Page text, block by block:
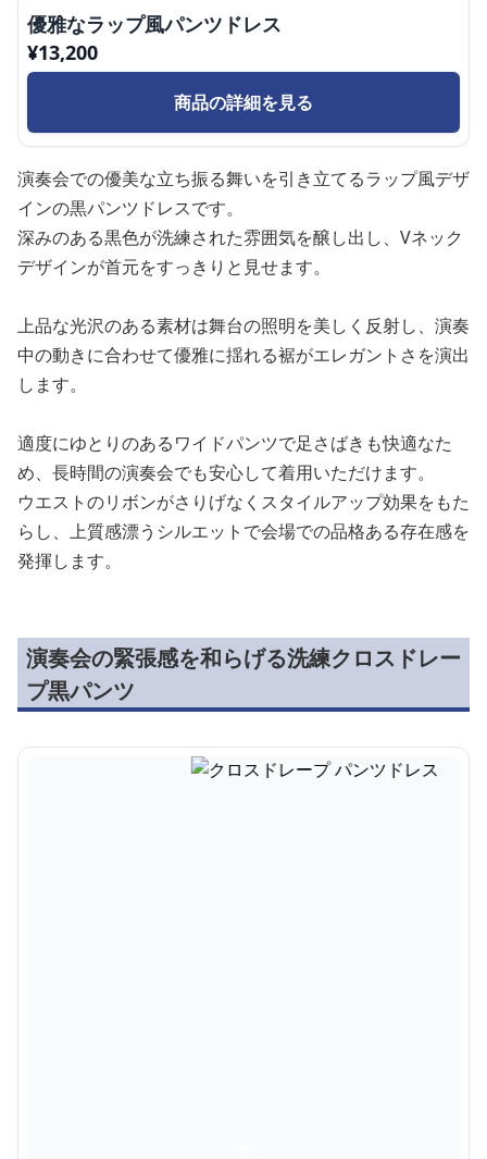
優雅なラップ風パンツドレス
¥13,200
商品の詳細を見る
演奏会での優美な立ち振る舞いを引き立てるラップ風デザ
インの黒パンツドレスです。
深みのある黒色が洗練された雰囲気を醸し出し、Vネック
デザインが首元をすっきりと見せます。
上品な光沢のある素材は舞台の照明を美しく反射し、演奏
中の動きに合わせて優雅に揺れる裾がエレガントさを演出
します。
適度にゆとりのあるワイドパンツで足さばきも快適なた
め、長時間の演奏会でも安心して着用いただけます。
ウエストのリボンがさりげなくスタイルアップ効果をもた
らし、上質感漂うシルエットで会場での品格ある存在感を
発揮します。
演奏会の緊張感を和らげる洗練クロスドレー
プ黒パンツ